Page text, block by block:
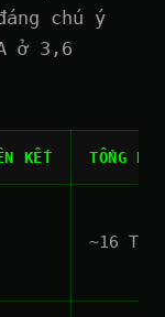
chú ý
ở 3,6
KẾT TỔNG
~16